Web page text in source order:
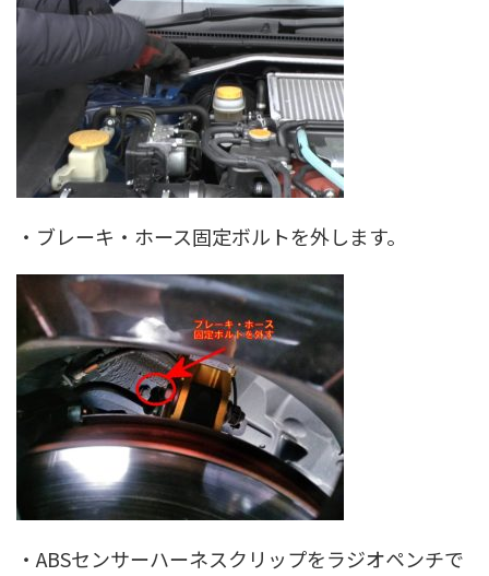
・ブレーキ・ホース固定ボルトを外します。
・ABSセンサーハーネスクリップをラジオペンチで